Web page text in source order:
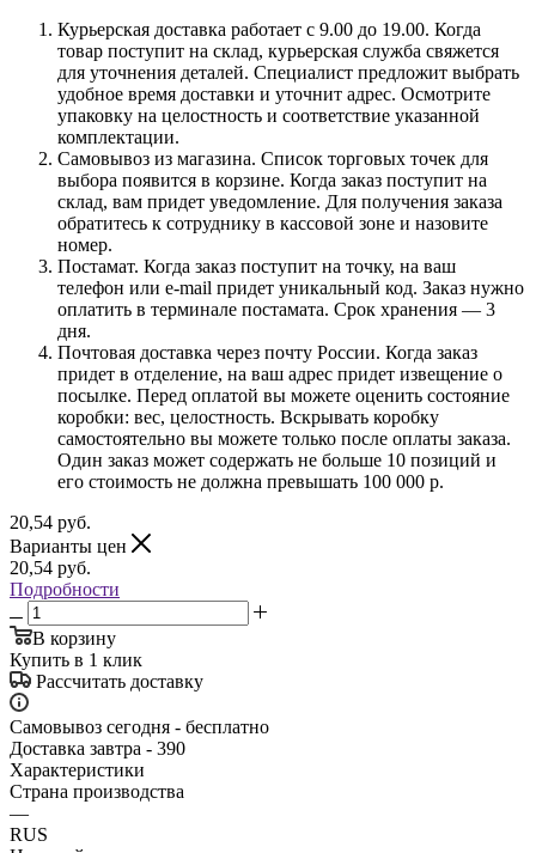
Курьерская доставка работает с 9.00 до 19.00. Когда
товар поступит на склад, курьерская служба свяжется
для уточнения деталей. Специалист предложит выбрать
удобное время доставки и уточнит адрес. Осмотрите
упаковку на целостность и соответствие указанной
комплектации.
Самовывоз из магазина. Список торговых точек для
выбора появится в корзине. Когда заказ поступит на
склад, вам придет уведомление. Для получения заказа
обратитесь к сотруднику в кассовой зоне и назовите
номер.
Постамат. Когда заказ поступит на точку, на ваш
телефон или e-mail придет уникальный код. Заказ нужно
оплатить в терминале постамата. Срок хранения — 3
дня.
Почтовая доставка через почту России. Когда заказ
придет в отделение, на ваш адрес придет извещение о
посылке. Перед оплатой вы можете оценить состояние
коробки: вес, целостность. Вскрывать коробку
самостоятельно вы можете только после оплаты заказа.
Один заказ может содержать не больше 10 позиций и
его стоимость не должна превышать 100 000 р.
20,54 руб.
Варианты цен
20,54 руб.
Подробности
В корзину
Купить в 1 клик
Рассчитать доставку
Самовывоз сегодня - бесплатно
Доставка завтра - 390
Характеристики
Страна производства
—
RUS